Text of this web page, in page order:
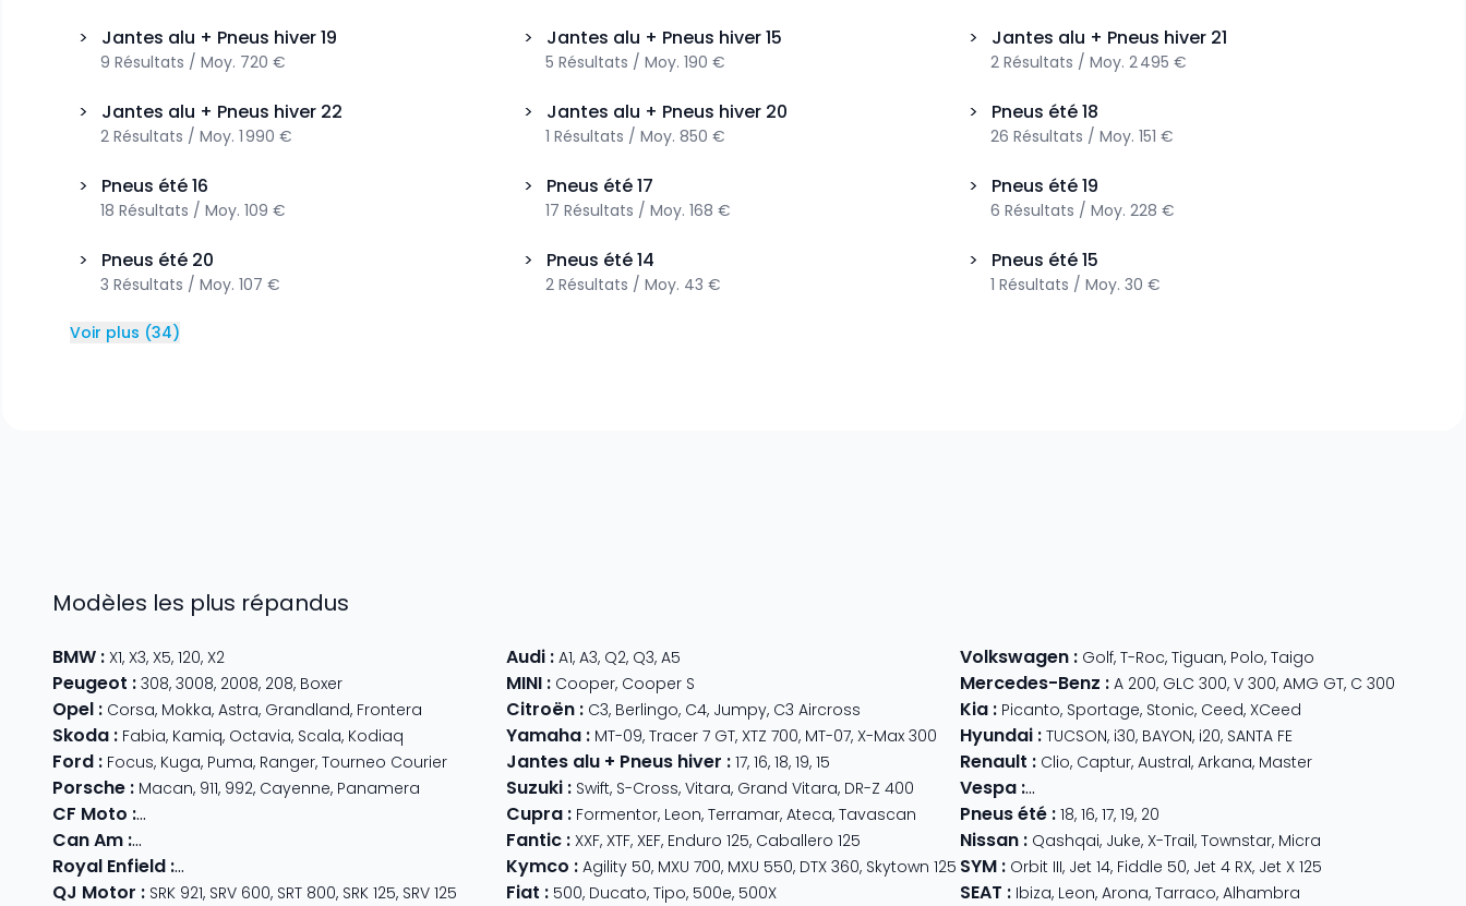
> Jantes alu + Pneus hiver19
9 Résultats / Moy. 720 €
> Jantes alu + Pneus hiver15
5 Résultats / Moy. 190 €
> Jantes alu + Pneus hiver 21
2 Résultats / Moy. 2 495 €
> Jantes alu + Pneus hiver 22
2 Résultats / Moy. 1 990 €
> Jantes alu + Pneus hiver 20
1 Résultats / Moy. 850 €
> Pneus été18
26 Résultats / Moy. 151 €
> Pneus été16
18 Résultats / Moy. 109 €
> Pneus été17
17 Résultats / Moy. 168 €
> Pneus été19
6 Résultats / Moy. 228 €
> Pneus été 20
3 Résultats / Moy. 107 €
> Pneus été14
2 Résultats / Moy. 43 €
> Pneus été15
1 Résultats / Moy. 30 €
Voir plus (34)
Modèles les plus répandus
BMW : X1, X3, X5, 120, X2 Audi: A1, A3, Q2, Q3, A5 Volkswagen: Golf, T-Roc, Tiguan, Polo, Taigo
Peugeot : 308, 3008, 2008, 208, Boxer MINI: Cooper, Cooper S Mercedes-Benz : A 200, GLC 300, V 300, AMG GT, C 300
Opel : Corsa, Mokka, Astra, Grandland, Frontera Citroën: C3, Berlingo, C4, Jumpy, C3 Aircross Kia: Picanto, Sportage, Stonic, Ceed, XCeed
Skoda : Fabia, Kamiq, Octavia, Scala, Kodiaq Yamaha: MT-09, Tracer 7 GT, XTZ 700, MT-07, X-Max 300 Hyundai: TUCSON, i30, BAYON, i20, SANTA FE
Ford : Focus, Kuga, Puma, Ranger, Tourneo Courier Jantes alu + Pneus hiver : 17, 16, 18, 19, 15 Renault : Clio, Captur, Austral, Arkana, Master
Porsche : Macan, 911, 992, Cayenne, Panamera Suzuki: Swift, S-Cross, Vitara, Grand Vitara, DR-Z 400 Vespa: Primavera 125
CF Moto : 800 MT CForce 625Cupra: Formentor, Leon, Terramar, Ateca, Tavascan Pneus été: 18, 16, 17, 19, 20
Can Am : Outlander Max OutlanderFantic: XXF, XTF, XEF, Enduro 125, Caballero 125 Nissan: Qashqai, Juke, X-Trail, Townstar, Micra
Royal Enfield : Classic Hunter 350,Meteor 350
Kymco : Agility 50, MXU 700, MXU 550, DTX 360, Skytown 125 SYM: Orbit III, Jet 14, Fiddle 50, Jet 4 RX, Jet X 125
QJ Motor : SRK 921, SRV 600, SRT 800, SRK 125, SRV 125 Fiat : 500, Ducato, Tipo, 500e, 500X SEAT : Ibiza, Leon, Arona, Tarraco, Alhambra